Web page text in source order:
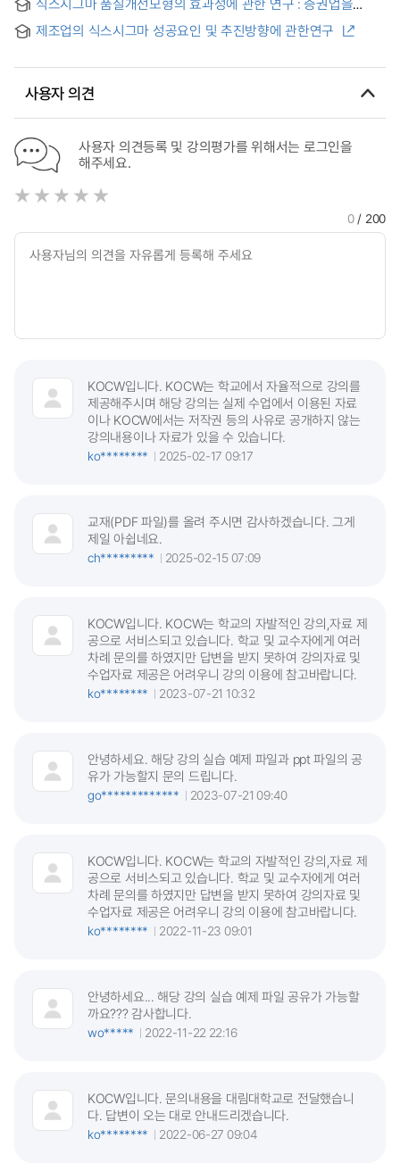
moderate selection of Six Sigma Methodology.
제조업의 식스시그마 성공요인 및 추진방향에 관한연구
사용자 의견
사용자 의견등록 및 강의평가를 위해서는 로그인을
해주세요.
0/ 200
KOCW입니다. KOCW는 학교에서 자율적으로 강의를
제공해주시며 해당 강의는 실제 수업에서 이용된 자료
이나 KOCW에서는 저작권 등의 사유로 공개하지 않는
강의내용이나 자료가 있을 수 있습니다.
ko********
2025-02-17 09:17
교재(PDF 파일)를 올려 주시면 감사하겠습니다. 그게
제일 아쉽네요.
ch*********
2025-02-15 07:09
KOCW입니다. KOCW는 학교의 자발적인 강의,자료 제
공으로 서비스되고 있습니다. 학교 및 교수자에게 여러
차례 문의를 하였지만 답변을 받지 못하여 강의자료 및
수업자료 제공은 어려우니 강의 이용에 참고바랍니다.
ko********
2023-07-21 10:32
안녕하세요. 해당 강의 실습 예제 파일과 ppt 파일의 공
유가 가능할지 문의 드립니다.
go*************
2023-07-21 09:40
KOCW입니다. KOCW는 학교의 자발적인 강의,자료 제
공으로 서비스되고 있습니다. 학교 및 교수자에게 여러
차례 문의를 하였지만 답변을 받지 못하여 강의자료 및
수업자료 제공은 어려우니 강의 이용에 참고바랍니다.
ko********
2022-11-23 09:01
안녕하세요... 해당 강의 실습 예제 파일 공유가 가능할
까요??? 감사합니다.
wo*****
2022-11-22 22:16
KOCW입니다. 문의내용을 대림대학교로 전달했습니
다. 답변이 오는 대로 안내드리겠습니다.
ko********
2022-06-27 09:04